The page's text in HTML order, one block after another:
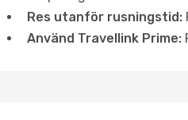
Res utanför rusningstid:
Använd Travellink Prime: